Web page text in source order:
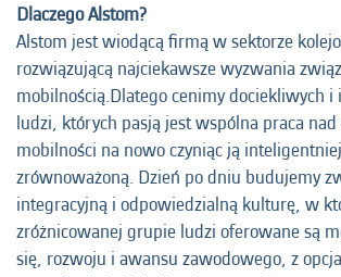
Dlaczego Alstom?
Alstom jest wiodącą firmą w sektorze
rozwiązującą najciekawsze wyzwania
mobilnością.Dlatego cenimy dociekliwych i
ludzi, których pasją jest wspólna praca
mobilności na nowo czyniąc ją
zrównoważoną. Dzień po dniu budujemy
integracyjną i odpowiedzialną kulturę, w
zróżnicowanej grupie ludzi oferowane są
się, rozwoju i awansu zawodowego, z